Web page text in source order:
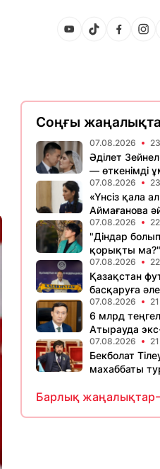
Соңғы
07.08.2026
Әділет
— өткенімді
07.08.2026
«Үнсіз қала
Аймағанова
07.08.2026
"Діндар
қорықты
07.08.2026
Қазақстан
басқаруға
07.08.2026
6 млрд
Атырауда
07.08.2026
Бекболат
махаббаты
Барлық жаңалықтар